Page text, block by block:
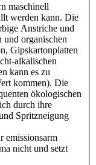
maschinell
werden kann. Die
Anstriche und
und organischen
Gipskartonplatten
alkalischen
kann es zu
kommen). Die
ökologischen
durch ihre
Spritzneigung
emissionsarm
nicht und setzt